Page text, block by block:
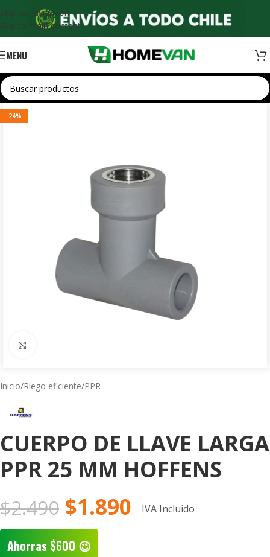
Skip to navigation
Skip to main content
MENU
-24%
Inicio/Riego eficiente/PPR
CUERPO DE LLAVE LARGA
PPR 25 MM HOFFENS
$2.490 $1.890 IVA Incluido
Ahorras $600 😉